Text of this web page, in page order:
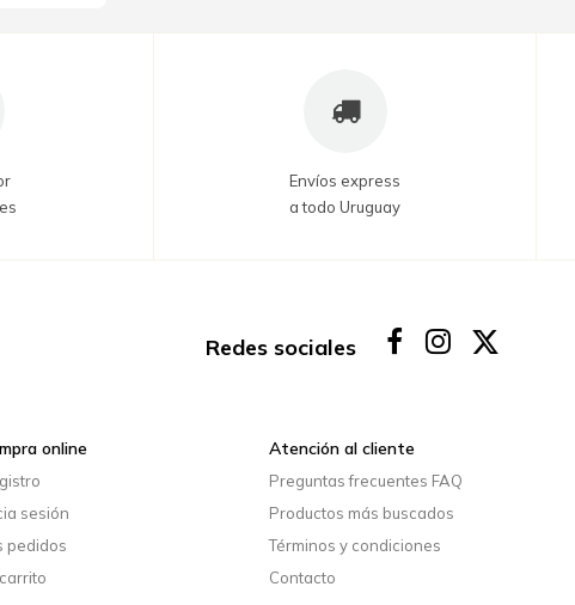
Envíos express
a todo Uruguay
Redes sociales
online
sesión
pedidos
Atención al cliente
Preguntas frecuentes FAQ
Productos más buscados
Términos y condiciones
Contacto